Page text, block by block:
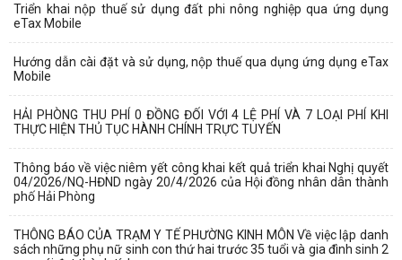
Triển khai nộp thuế sử dụng đất phi nông nghiệp qua ứng dụng
eTax Mobile
Hướng dẫn cài đặt và sử dụng, nộp thuế qua dụng ứng dụng eTax
Mobile
HẢI PHÒNG THU PHÍ 0 ĐỒNG ĐỐI VỚI 4 LỆ PHÍ VÀ 7 LOẠI PHÍ KHI
THỰC HIỆN THỦ TỤC HÀNH CHÍNH TRỰC TUYẾN
Thông báo về việc niêm yết công khai kết quả triển khai Nghị quyết
04/2026/NQ-HĐND ngày 20/4/2026 của Hội đồng nhân dân thành
phố Hải Phòng
THÔNG BÁO CỦA TRẠM Y TẾ PHƯỜNG KINH MÔN Về việc lập danh
sách những phụ nữ sinh con thứ hai trước 35 tuổi và gia đình sinh 2